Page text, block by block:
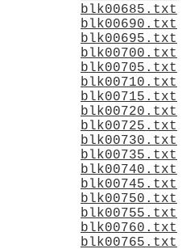
blk00685.txt
blk00690.txt
blk00695.txt
blk00700.txt
blk00705.txt
blk00710.txt
blk00715.txt
blk00720.txt
blk00725.txt
blk00730.txt
blk00735.txt
blk00740.txt
blk00745.txt
blk00750.txt
blk00755.txt
blk00760.txt
blk00765.txt